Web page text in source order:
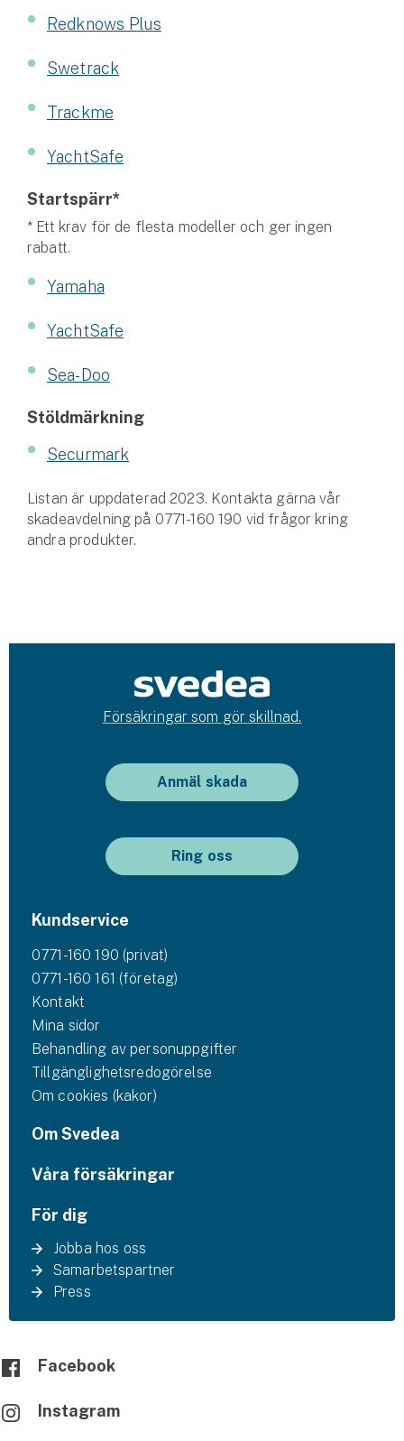
Hemförsäkring
Villaförsäkring
Bostadsrättsförsäkring
Hyresrättsförsäkring
Fritidshusförsäkring
Företag
Företagsförsäkring
Bilförsäkring för företag
Släpvagnsförsäkring
Drönarförsäkring
Kommunolycksfall
Redknows Plus
Swetrack
Trackme
YachtSafe
Startspärr*
* Ett krav för de flesta modeller och ger ingen
rabatt.
Yamaha
YachtSafe
Sea-Doo
Stöldmärkning
Securmark
Listan är uppdaterad 2023. Kontakta gärna vår
skadeavdelning på 0771-160 190 vid frågor kring
andra produkter.
Försäkringar som gör skillnad.
Anmäl skada
Ring oss
Kundservice
0771-160 190 (privat)
0771-160 161 (företag)
Kontakt
Mina sidor
Behandling av personuppgifter
Tillgänglighetsredogörelse
Om cookies (kakor)
Om Svedea
Våra försäkringar
För dig
Jobba hos oss
Samarbetspartner
Press
Facebook
Instagram